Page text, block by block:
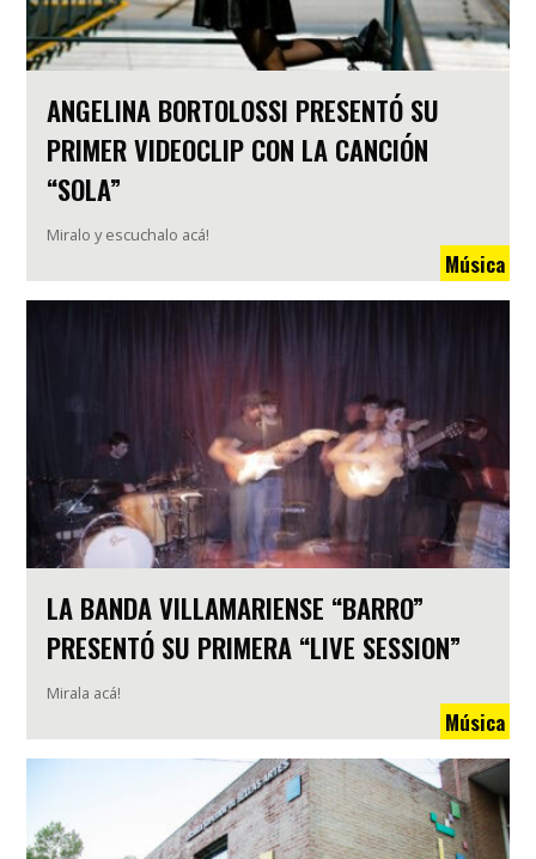
ANGELINA BORTOLOSSI PRESENTÓ SU
PRIMER VIDEOCLIP CON LA CANCIÓN
“SOLA”
Miralo y escuchalo acá!
Música
LA BANDA VILLAMARIENSE “BARRO”
PRESENTÓ SU PRIMERA “LIVE SESSION”
Mirala acá!
Música